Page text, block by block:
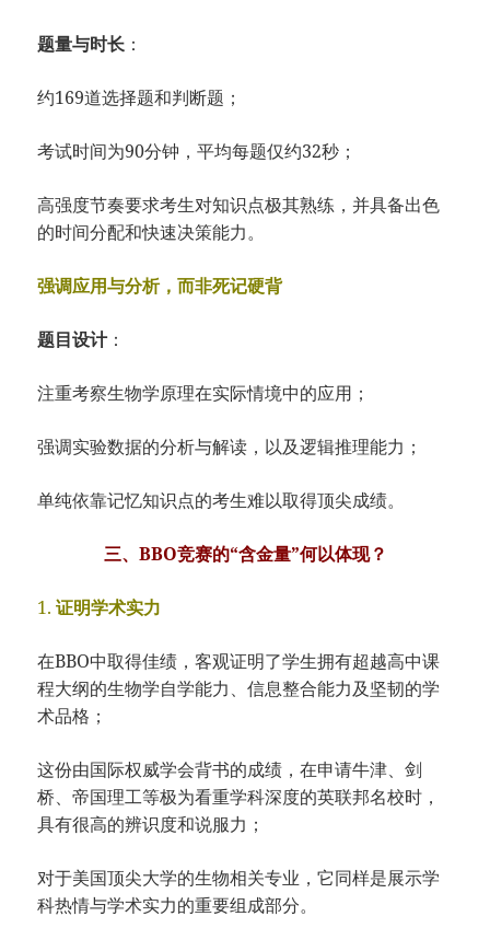
题量与时长 ：
约169道选择题和判断题；
考试时间为90分钟，平均每题仅约32秒；
高强度节奏要求考生对知识点极其熟练，并具备出色
的时间分配和快速决策能力。
强调应用与分析，而非死记硬背
题目设计：
注重考察生物学原理在实际情境中的应用；
强调实验数据的分析与解读，以及逻辑推理能力；
单纯依靠记忆知识点的考生难以取得顶尖成绩。
三、BBO竞赛的“含金量”何以体现？
1.证明学术实力
在BBO中取得佳绩，客观证明了学生拥有超越高中课
程大纲的生物学自学能力、信息整合能力及坚韧的学
术品格；
这份由国际权威学会背书的成绩，在申请牛津、剑
桥、帝国理工等极为看重学科深度的英联邦名校时，
具有很高的辨识度和说服力；
对于美国顶尖大学的生物相关专业，它同样是展示学
科热情与学术实力的重要组成部分。